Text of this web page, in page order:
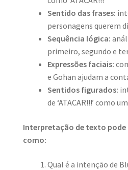
Sentido das frases:
personagens querem
Sequência lógica:
primeiro, segundo e
Expressões faciais:
e Gohan ajudam a
Sentidos figurados:
de ‘ATACAR!!!’ como
Interpretação de texto
como:
Qual é a intenção de